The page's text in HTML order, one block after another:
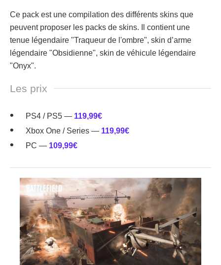
Ce pack est une compilation des différents skins que
peuvent proposer les packs de skins. Il contient une
tenue légendaire "Traqueur de l'ombre", skin d’arme
légendaire "Obsidienne", skin de véhicule légendaire
"Onyx".
Les prix
PS4 / PS5 — 119,99€
Xbox One / Series — 119,99€
PC — 109,99€